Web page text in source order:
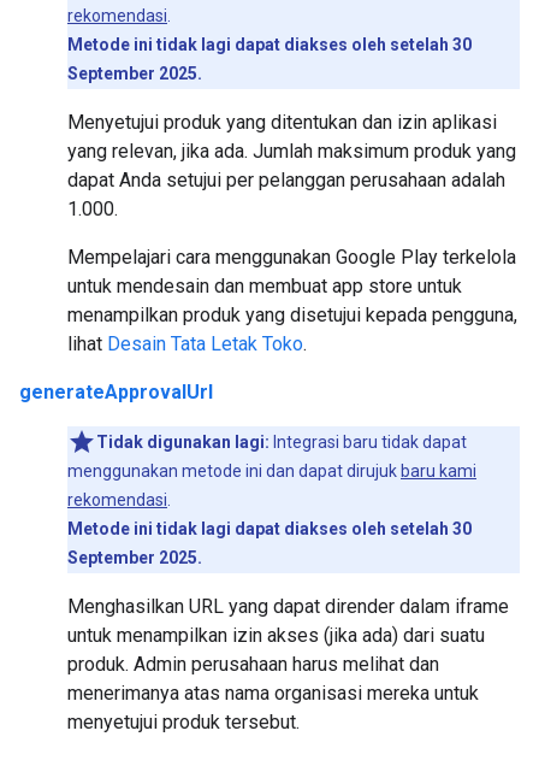
rekomendasi
Metode ini tidak lagi dapat diakses oleh setelah 30
September 2025.
Menyetujui produk yang ditentukan dan izin aplikasi
yang relevan, jika ada. Jumlah maksimum produk yang
dapat Anda setujui per pelanggan perusahaan adalah
1.000.
Mempelajari cara menggunakan Google Play terkelola
untuk mendesain dan membuat app store untuk
menampilkan produk yang disetujui kepada pengguna,
lihat Desain Tata Letak Toko.
generateApprovalUrl
Tidak digunakan lagi: Integrasi baru tidak dapat
menggunakan metode ini dan dapat dirujuk baru kami
rekomendasi
Metode ini tidak lagi dapat diakses oleh setelah 30
September 2025.
Menghasilkan URL yang dapat dirender dalam iframe
untuk menampilkan izin akses (jika ada) dari suatu
produk. Admin perusahaan harus melihat dan
menerimanya atas nama organisasi mereka untuk
menyetujui produk tersebut.